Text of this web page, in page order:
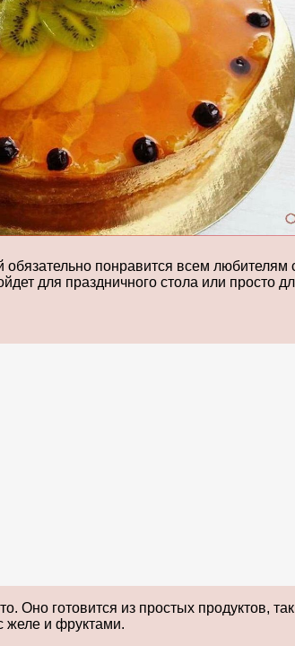
понравится всем любителям
для праздничного стола или просто
Оно готовится из простых продуктов,
желе и фруктами.